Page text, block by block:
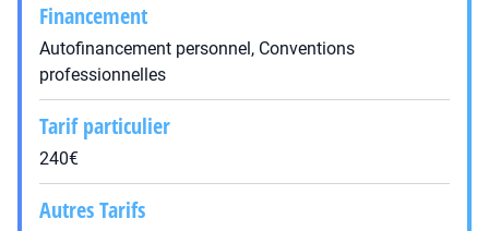
Financement
Autofinancement personnel, Conventions
professionnelles
Tarif particulier
240€
Autres Tarifs